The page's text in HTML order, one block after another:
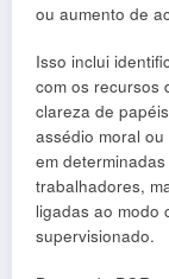
ou aumento de
Isso inclui
com os recursos
clareza de
assédio moral
em
trabalhadores,
ligadas ao modo
supervisionado.